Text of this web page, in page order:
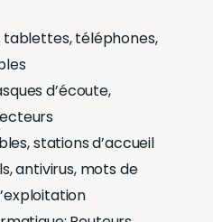
tablettes, téléphones,
d’écoute,
stations d’accueil
antivirus, mots de